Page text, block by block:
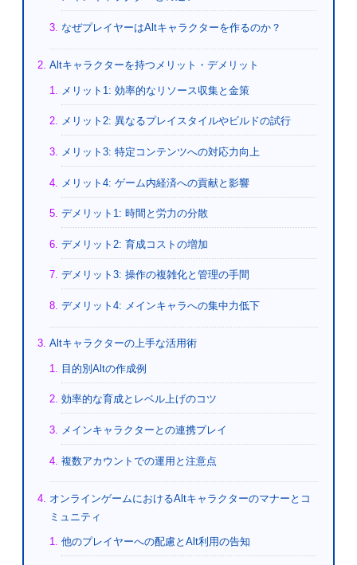
なぜプレイヤーはAltキャラクターを作るのか？
Altキャラクターを持つメリット・デメリット
メリット1: 効率的なリソース収集と金策
メリット2: 異なるプレイスタイルやビルドの試行
メリット3: 特定コンテンツへの対応力向上
メリット4: ゲーム内経済への貢献と影響
デメリット1: 時間と労力の分散
デメリット2: 育成コストの増加
デメリット3: 操作の複雑化と管理の手間
デメリット4: メインキャラへの集中力低下
Altキャラクターの上手な活用術
目的別Altの作成例
効率的な育成とレベル上げのコツ
メインキャラクターとの連携プレイ
複数アカウントでの運用と注意点
オンラインゲームにおけるAltキャラクターのマナーとコ
ミュニティ
他のプレイヤーへの配慮とAlt利用の告知